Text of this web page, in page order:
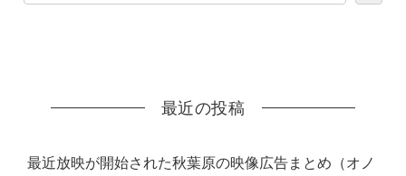
最近の投稿
最近放映が開始された秋葉原の映像広告まとめ（オノ